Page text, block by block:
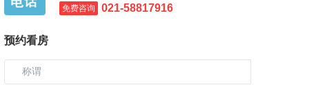
免费咨询 021-58817916
预约看房